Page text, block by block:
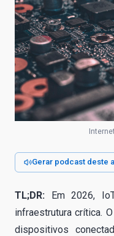
Gerar podcast deste
TL;DR: Em 2026,
infraestrutura crítica.
dispositivos